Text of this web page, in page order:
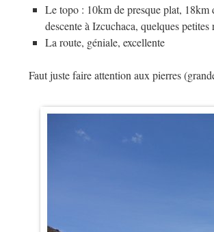
Le topo : 10km de presque plat, 18km
descente à Izcuchaca, quelques
La route, géniale, excellente
Faut juste faire attention aux pierres